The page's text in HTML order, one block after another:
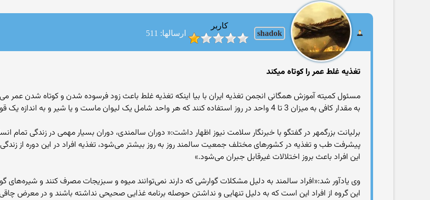
shadok
کاربر
ارسالها: 511
تغذیه غلط عمر را کوتاه میکند
مسئول کمیته آموزش همگانی انجمن تغذیه ایران با بیا اینکه تغذیه غلط باعث زود فرسوده شدن و کوتاه شدن عمر
به مقدار کافی به میزان 3 تا 4 واحد در روز استفاده کنند که هر واحد شامل یک لیوان ماست و یا شیر و به اندازه یک قوطی کبریت پنیر و نصف لیوان کشک رقیق می‌شود.
برلیانت بزرگمهر در گفتگو با خبرنگار سلامت نیوز اظهار داشت:« دوران سالمندی، دوران بسیار مهمی در زندگی
پیشرفت طب و تغذیه در کشورهای مختلف جمعیت سالمند روز به روز بیشتر می‌شود، تغذیه افراد در این دوره از زندگی
این افراد باعث بروز اختلالات غیرقابل جبران می‌شود.»
وی یادآور شد:«افراد سالمند به دلیل مشکلات گوارشی که دارند نمی‌توانند میوه و سبزیجات مصرف کنند و شیره‌های
این گروه از افراد این است که به دلیل تنهایی و نداشتن حوصله برنامه غذایی صحیحی نداشته باشند و در معرض